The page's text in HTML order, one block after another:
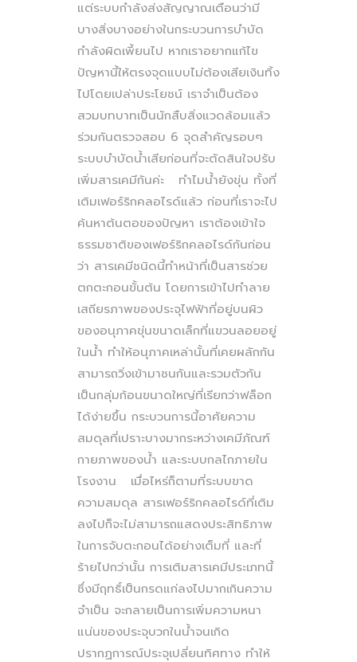
แต่ระบบกำลังส่งสัญญาณเตือนว่ามี
บางสิ่งบางอย่างในกระบวนการบำบัด
กำลังผิดเพี้ยนไป หากเราอยากแก้ไข
ปัญหานี้ให้ตรงจุดแบบไม่ต้องเสียเงินทิ้ง
ไปโดยเปล่าประโยชน์ เราจำเป็นต้อง
สวมบทบาทเป็นนักสืบสิ่งแวดล้อมแล้ว
ร่วมกันตรวจสอบ 6 จุดสำคัญรอบๆ
ระบบบำบัดน้ำเสียก่อนที่จะตัดสินใจปรับ
เพิ่มสารเคมีกันค่ะ ทำไมน้ำยังขุ่น ทั้งที่
เติมเฟอร์ริกคลอไรด์แล้ว ก่อนที่เราจะไป
ค้นหาต้นตอของปัญหา เราต้องเข้าใจ
ธรรมชาติของเฟอร์ริกคลอไรด์กันก่อน
ว่า สารเคมีชนิดนี้ทำหน้าที่เป็นสารช่วย
ตกตะกอนขั้นต้น โดยการเข้าไปทำลาย
เสถียรภาพของประจุไฟฟ้าที่อยู่บนผิว
ของอนุภาคขุ่นขนาดเล็กที่แขวนลอยอยู่
ในน้ำ ทำให้อนุภาคเหล่านั้นที่เคยผลักกัน
สามารถวิ่งเข้ามาชนกันและรวมตัวกัน
เป็นกลุ่มก้อนขนาดใหญ่ที่เรียกว่าฟล็อก
ได้ง่ายขึ้น กระบวนการนี้อาศัยความ
สมดุลที่เปราะบางมากระหว่างเคมีภัณฑ์
กายภาพของน้ำ และระบบกลไกภายใน
โรงงาน เมื่อไหร่ก็ตามที่ระบบขาด
ความสมดุล สารเฟอร์ริกคลอไรด์ที่เติม
ลงไปก็จะไม่สามารถแสดงประสิทธิภาพ
ในการจับตะกอนได้อย่างเต็มที่ และที่
ร้ายไปกว่านั้น การเติมสารเคมีประเภทนี้
ซึ่งมีฤทธิ์เป็นกรดแก่ลงไปมากเกินความ
จำเป็น จะกลายเป็นการเพิ่มความหนา
แน่นของประจุบวกในน้ำจนเกิด
ปรากฏการณ์ประจุเปลี่ยนทิศทาง ทำให้